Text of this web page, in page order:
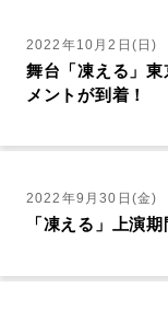
2022年10月2日(日)
舞台「凍える」
メントが到着！
2022年9月30日(金)
「凍える」上演